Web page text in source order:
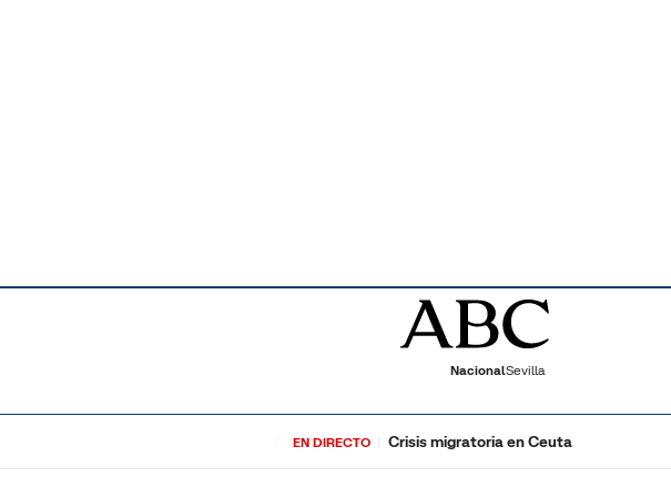
NacionalSevilla
EN DIRECTO Crisis migratoria en Ceuta